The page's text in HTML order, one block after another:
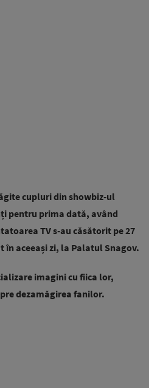
cupluri din showbiz-ul
pentru prima dată, având
TV s-au căsătorit pe 27
în aceeași zi, la Palatul Snagov.
imagini cu fiica lor,
dezamăgirea fanilor.